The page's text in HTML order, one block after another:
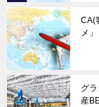
CA(
メ」
グ
産